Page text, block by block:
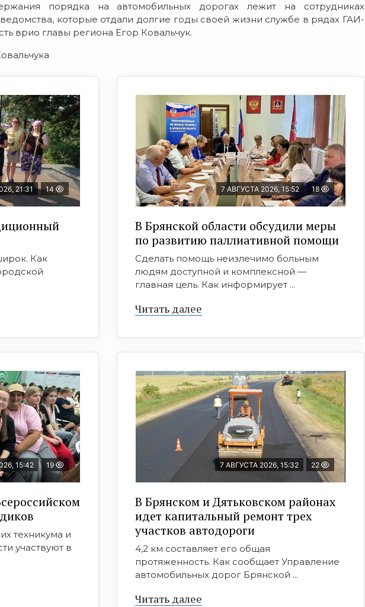
порядка на автомобильных дорогах лежит на сотрудниках
которые отдали долгие годы своей жизни службе в рядах ГАИ-
врио главы региона Егор Ковальчук.
21:31 14
Как
7 АВГУСТА 2026, 15:52 18
В Брянской области обсудили меры
по развитию паллиативной помощи
Сделать помощь неизлечимо больным
людям доступной и комплексной —
главная цель. Как информирует ...
Читать далее
15:42 19
техникума и
участвуют в
7 АВГУСТА 2026, 15:32 22
В Брянском и Дятьковском районах
идет капитальный ремонт трех
участков автодороги
4,2 км составляет его общая
протяженность. Как сообщает Управление
автомобильных дорог Брянской ...
Читать далее